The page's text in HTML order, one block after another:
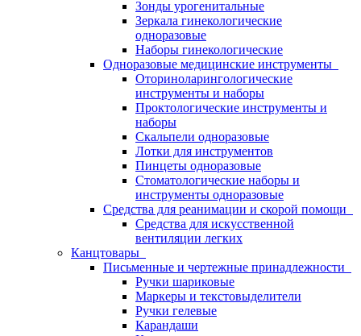
Зонды урогенитальные
Зеркала гинекологические
одноразовые
Наборы гинекологические
Одноразовые медицинские инструменты
Оториноларингологические
инструменты и наборы
Проктологические инструменты и
наборы
Скальпели одноразовые
Лотки для инструментов
Пинцеты одноразовые
Стоматологические наборы и
инструменты одноразовые
Средства для реанимации и скорой помощи
Средства для искусственной
вентиляции легких
Канцтовары
Письменные и чертежные принадлежности
Ручки шариковые
Маркеры и текстовыделители
Ручки гелевые
Карандаши